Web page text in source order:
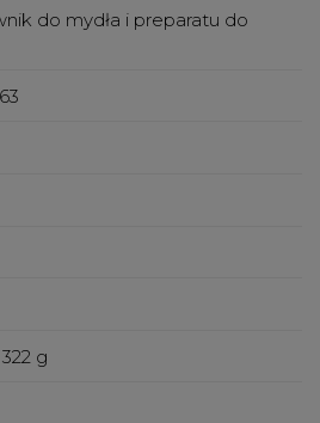
do mydła i preparatu do
322 g